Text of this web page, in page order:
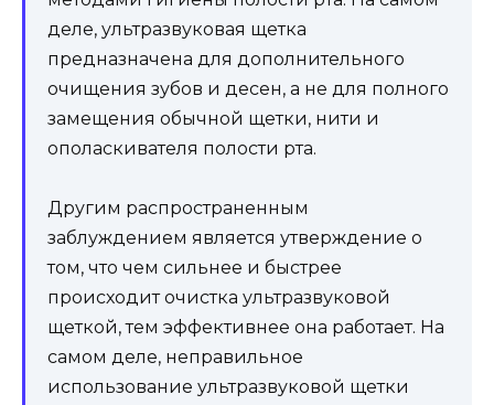
деле, ультразвуковая щетка
предназначена для дополнительного
очищения зубов и десен, а не для полного
замещения обычной щетки, нити и
ополаскивателя полости рта.
Другим распространенным
заблуждением является утверждение о
том, что чем сильнее и быстрее
происходит очистка ультразвуковой
щеткой, тем эффективнее она работает. На
самом деле, неправильное
использование ультразвуковой щетки